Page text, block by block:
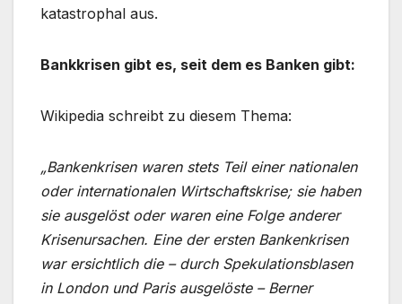
katastrophal aus.
Bankkrisen gibt es, seit dem es Banken gibt:
Wikipedia schreibt zu diesem Thema:
„Bankenkrisen waren stets Teil einer nationalen
oder internationalen Wirtschaftskrise; sie haben
sie ausgelöst oder waren eine Folge anderer
Krisenursachen. Eine der ersten Bankenkrisen
war ersichtlich die – durch Spekulationsblasen
in London und Paris ausgelöste – Berner